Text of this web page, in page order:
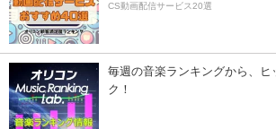
CS動画配信サービス20選
毎週の音楽ランキングから、ヒ
ク！